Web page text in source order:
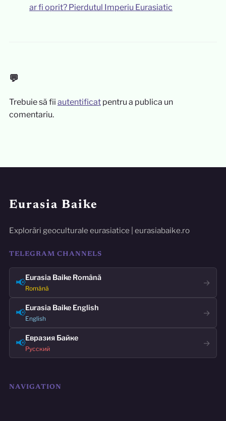
ar fi oprit? Pierdutul Imperiu Eurasiatic
💬
Trebuie să fii autentificatpentru a publica un
comentariu.
Eurasia Baike
Explorări geoculturale eurasiatice | eurasiabaike.ro
TELEGRAM CHANNELS
📢Eurasia Baike Română
Română
→
📢Eurasia Baike English
English
→
📢Евразия Байке
Русский
→
NAVIGATION